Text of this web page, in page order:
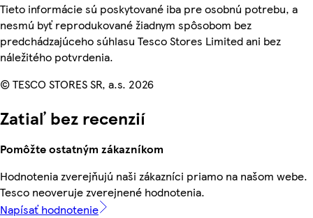
Tieto informácie sú poskytované iba pre osobnú potrebu, a
nesmú byť reprodukované žiadnym spôsobom bez
predchádzajúceho súhlasu Tesco Stores Limited ani bez
náležitého potvrdenia.
© TESCO STORES SR, a.s. 2026
Zatiaľ bez recenzií
Pomôžte ostatným zákazníkom
Hodnotenia zverejňujú naši zákazníci priamo na našom webe.
Tesco neoveruje zverejnené hodnotenia.
Napísať hodnotenie